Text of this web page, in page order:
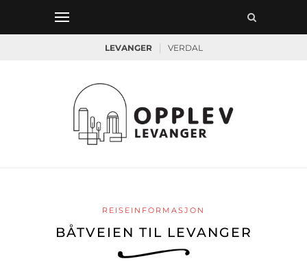
LEVANGER | VERDAL
REISEINFORMASJON
BÅTVEIEN TIL LEVANGER